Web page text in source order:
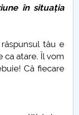
în situația
tău e
ca atare. Îl vom
Că fiecare